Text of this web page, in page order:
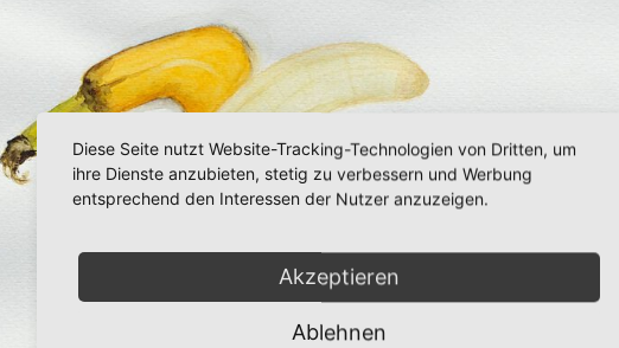
Diese Seite nutzt Website-Tracking-Technologien von Dritten, um
ihre Dienste anzubieten, stetig zu verbessern und Werbung
entsprechend den Interessen der Nutzer anzuzeigen.
Akzeptieren
Ablehnen